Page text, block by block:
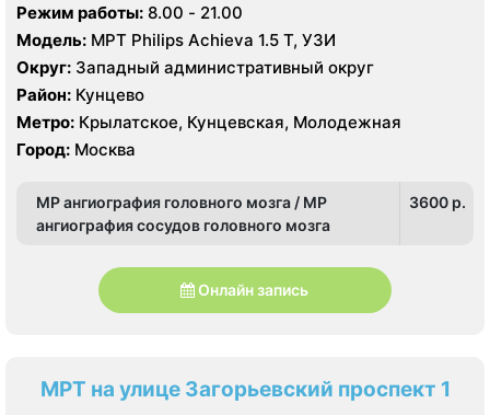
Режим работы: 8.00 - 21.00
Модель: МРТ Philips Achieva 1.5 T, УЗИ
Округ: Западный административный округ
Район: Кунцево
Метро: Крылатское, Кунцевская, Молодежная
Город: Москва
МР ангиография головного мозга / МР
ангиография сосудов головного мозга
3600 p.
Онлайн запись
МРТ на улице Загорьевский проспект 1